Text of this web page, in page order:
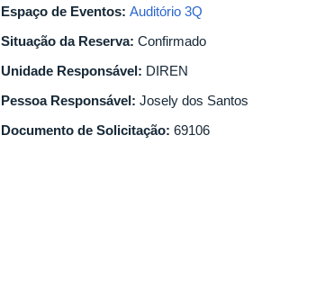
Espaço de Eventos: Auditório 3Q
Situação da Reserva: Confirmado
Unidade Responsável: DIREN
Pessoa Responsável: Josely dos Santos
Documento de Solicitação: 69106